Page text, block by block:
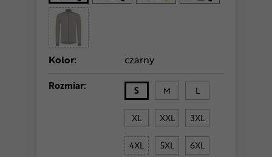
Kolor: czarny
Rozmiar: S M L
XL XXL 3XL
4XL 5XL 6XL